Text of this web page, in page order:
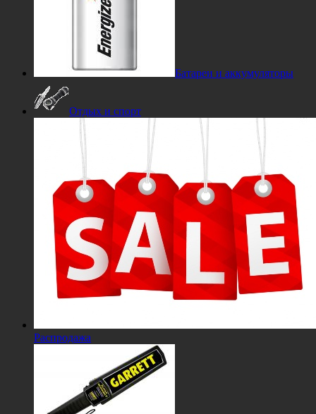
Батареи и аккумуляторы
Отдых и спорт
Распродажа